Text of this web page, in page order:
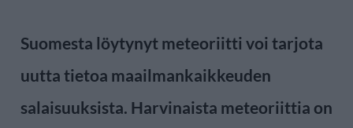
Suomesta löytynyt meteoriitti voi tarjota
uutta tietoa maailmankaikkeuden
salaisuuksista. Harvinaista meteoriittia on